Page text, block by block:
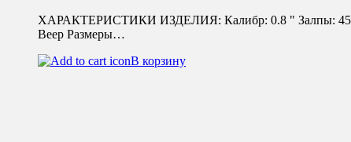
ХАРАКТЕРИСТИКИ ИЗДЕЛИЯ: Калибр: 0.8 " Залпы: 450
Веер Размеры…
В корзину